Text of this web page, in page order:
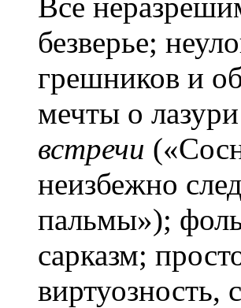
безверье;
грешников и
мечты о
встречи
неизбежно
пальмы»);
сарказм;
виртуозность,